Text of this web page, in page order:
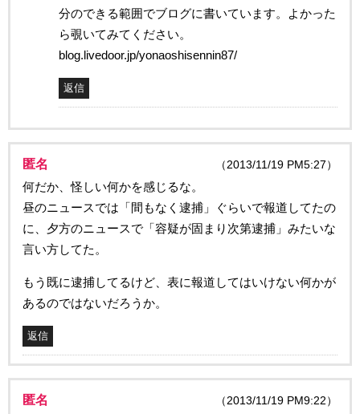
分のできる範囲でブログに書いています。よかった
ら覗いてみてください。
blog.livedoor.jp/yonaoshisennin87/
返信
匿名 （2013/11/19 PM5:27）
何だか、怪しい何かを感じるな。
昼のニュースでは「間もなく逮捕」ぐらいで報道してたの
に、夕方のニュースで「容疑が固まり次第逮捕」みたいな
言い方してた。
もう既に逮捕してるけど、表に報道してはいけない何かが
あるのではないだろうか。
返信
匿名 （2013/11/19 PM9:22）